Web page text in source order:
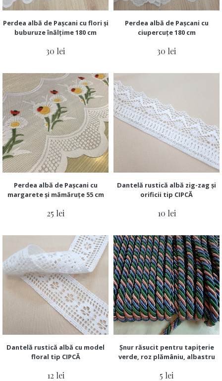
Perdea albă de Pașcani cu flori și
buburuze înălțime 180 cm
30 lei
Perdea albă de Pașcani cu
ciupercuțe 180 cm
30 lei
Perdea albă de Pașcani cu
margarete și mămăruțe 55 cm
25 lei
Dantelă rustică albă zig-zag și
orificii tip CIPCĂ
10 lei
Dantelă rustică albă cu model
floral tip CIPCĂ
12 lei
Șnur răsucit pentru tapițerie
verde, roz plămâniu, albastru
5 lei